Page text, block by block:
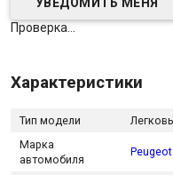
Проверка...
Характеристики
Тип модели
Марка
автомобиля
Peugeot